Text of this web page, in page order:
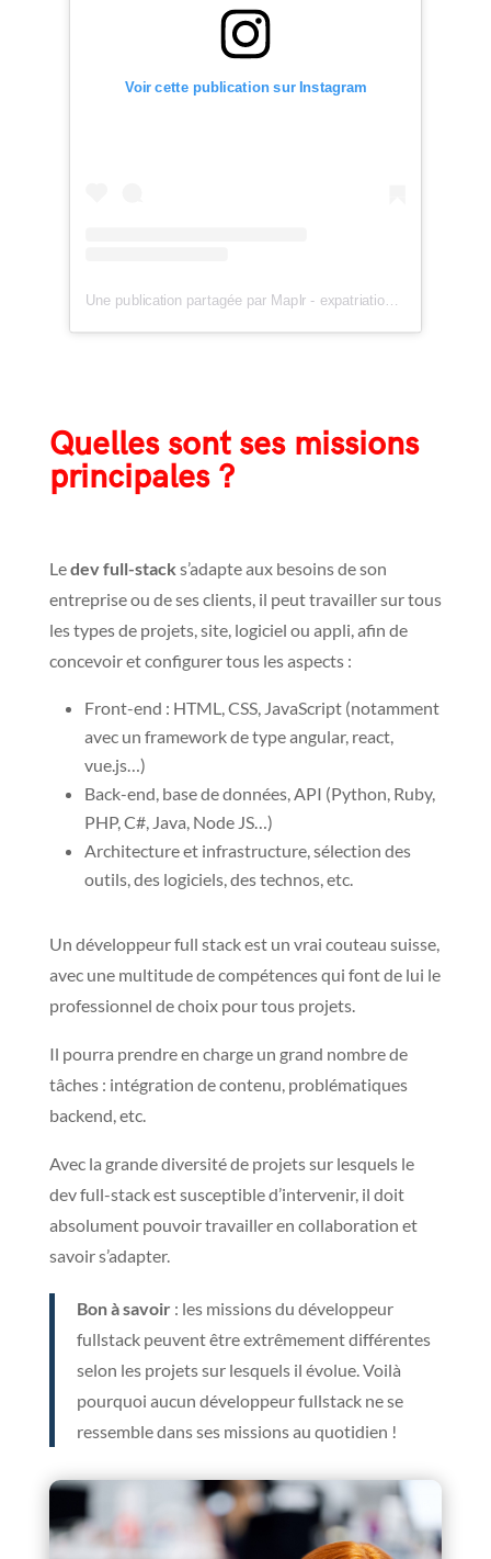
Voir cette publication sur Instagram
Une publication partagée par Maplr - expatriation des Tech au Canada (@maplr.co)
Quelles sont ses missions
principales ?
Ledev full-stack s’adapte aux besoins de son
entreprise ou de ses clients, il peut travailler sur tous
les types de projets, site, logiciel ou appli, afin de
concevoir et configurer tous les aspects :
Front-end : HTML, CSS, JavaScript (notamment
avec un framework de type angular, react,
vue.js…)
Back-end, base de données, API (Python, Ruby,
PHP, C#, Java, Node JS…)
Architecture et infrastructure, sélection des
outils, des logiciels, des technos, etc.
Un développeur full stack est un vrai couteau suisse,
avec une multitude de compétences qui font de lui le
professionnel de choix pour tous projets.
Il pourra prendre en charge un grand nombre de
tâches : intégration de contenu, problématiques
backend, etc.
Avec la grande diversité de projets sur lesquels le
dev full-stack est susceptible d’intervenir, il doit
absolument pouvoir travailler en collaboration et
savoir s’adapter.
Bon à savoir : les missions du développeur
fullstack peuvent être extrêmement différentes
selon les projets sur lesquels il évolue. Voilà
pourquoi aucun développeur fullstack ne se
ressemble dans ses missions au quotidien !